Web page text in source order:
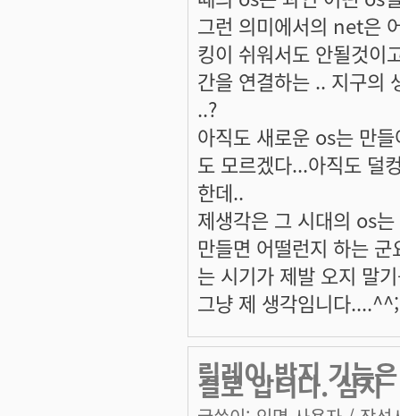
그런 의미에서의 net은
킹이 쉬워서도 안될것이
간을 연결하는 .. 지구의
..?
아직도 새로운 os는 만
도 모르겠다...아직도 덜
한데..
제생각은 그 시대의 os
만들면 어떨런지 하는
는 시기가 제발 오지 말
그냥 제 생각임니다....^^;
릴레이 방지 기능
걸로 압니다. 심지